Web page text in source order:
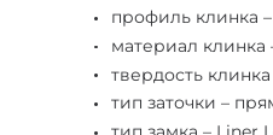
профиль клинка
материал клинка
твердость клинка
тип заточки –